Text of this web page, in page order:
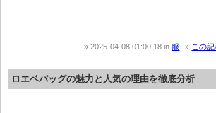
2025-04-08 01:00:18in 服 この記
ロエベバッグの魅力と人気の理由を徹底分析